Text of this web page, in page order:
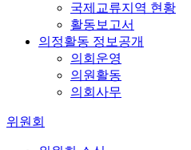
국제교류지역 현황
활동보고서
의정활동 정보공개
의회운영
의원활동
의회사무
위원회